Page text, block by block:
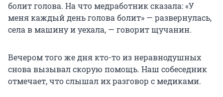
болит голова. На что медработник сказала: «У
меня каждый день голова болит» — развернулась,
села в машину и уехала, — говорит щучанин.
Вечером того же дня кто-то из неравнодушных
снова вызывал скорую помощь. Наш собеседник
отмечает, что слышал их разговор с медиками.